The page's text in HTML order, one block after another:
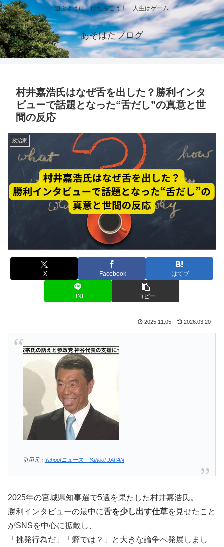
遊ぶように、はたらこう！ 人生はゲーム
あそはたブログ
村井嘉浩氏はなぜ舌を出した？勝利インタ
ビューで話題となった“舌だし”の真意と世
間の反応
政治家
X Facebook はてブ
LINE コピー
2025.11.05 2026.03.20
引用元： Yahoo!ニュース – Yahoo! JAPAN
2025年の宮城県知事選で5選を果たした村井嘉浩氏。
勝利インタビューの最中に舌を少し出す仕草を見せたこと
がSNSを中心に拡散し、
「挑発行為だ」「癖では？」と大きな論争へ発展しまし